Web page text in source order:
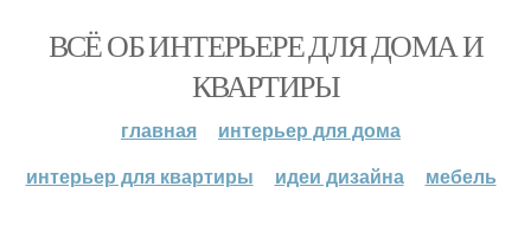
ВСЁ ОБ ИНТЕРЬЕРЕ ДЛЯ ДОМА И
КВАРТИРЫ
главная
интерьер для дома
интерьер для квартиры
идеи дизайна мебель